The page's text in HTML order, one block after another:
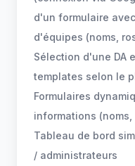
d'un formulaire
d'équipes (noms,
Sélection d'une DA
templates selon le
Formulaires
informations
Tableau de bord
/ administrateurs